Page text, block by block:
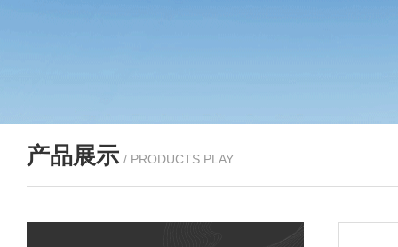
产品展示 / PRODUCTS PLAY